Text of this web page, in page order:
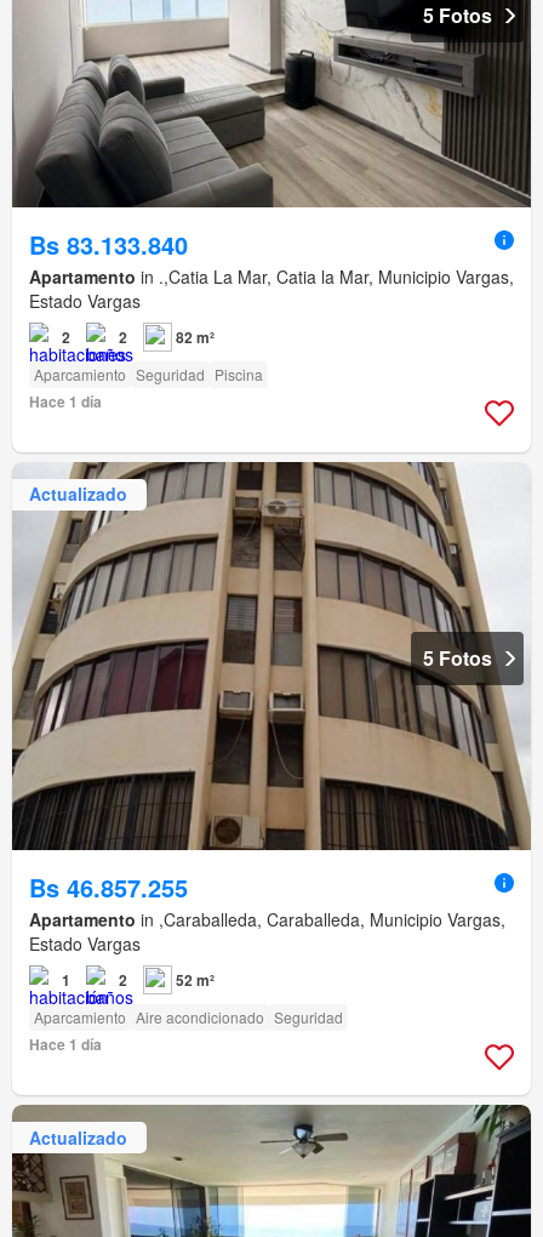
5 Fotos
Bs 83.133.840
Apartamento in .,Catia La Mar, Catia la Mar, Municipio Vargas,
Estado Vargas
2 2 82 m²
Aparcamiento Seguridad Piscina
Hace 1 día
Actualizado
5 Fotos
Bs 46.857.255
Apartamento in ,Caraballeda, Caraballeda, Municipio Vargas,
Estado Vargas
1 2 52 m²
Aparcamiento Aire acondicionado Seguridad
Hace 1 día
Actualizado